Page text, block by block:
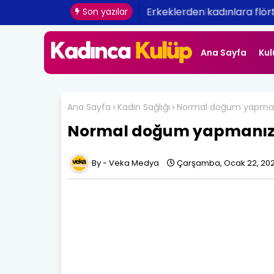
Son yazılar Erkeklerden kadınlara
Ana Sayfa
Ana Sayfa Kadın Sağlığı Normal doğum
Normal doğum
Veka Medya Çarşamba, Ocak 22,